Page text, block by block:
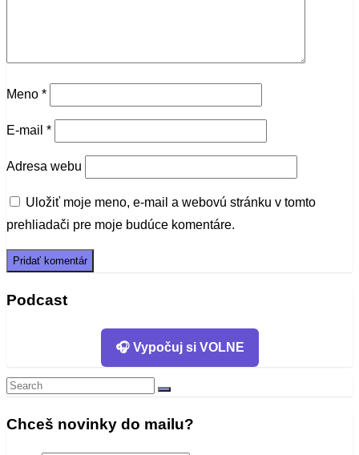
Meno *
E-mail *
Adresa webu
Uložiť moje meno, e-mail a webovú stránku v tomto
prehliadači pre moje budúce komentáre.
Podcast
🎧 Vypočuj si VOLNE
Search
Chceš novinky do mailu?